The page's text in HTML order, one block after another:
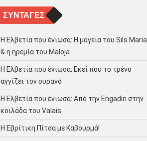
ΣΥΝΤΑΓΈΣ
Η Ελβετία που ένιωσα: Η μαγεία του Sils Maria
& η ηρεμία του Maloja
Η Ελβετία που ένιωσα: Εκεί που το τρένο
αγγίζει τον ουρανό
Η Ελβετία που ένιωσα: Από την Engadin στην
κοιλάδα του Valais
Η Εβρίτικη Πίτσα με Καβουρμά!